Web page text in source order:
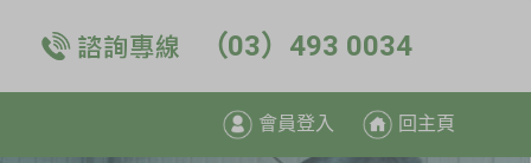
（03）493 0034
會員登入 回主頁